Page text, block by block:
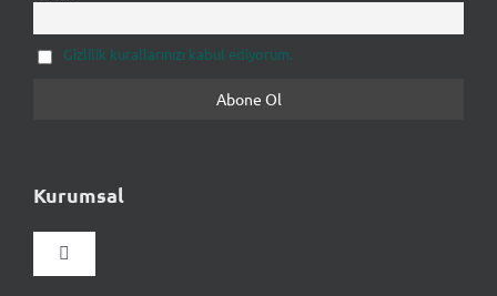
Gizlilik kurallarınızı kabul ediyorum.
Kurumsal
Gezinmeyi